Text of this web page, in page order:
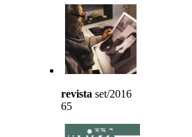
revista set/2016
65